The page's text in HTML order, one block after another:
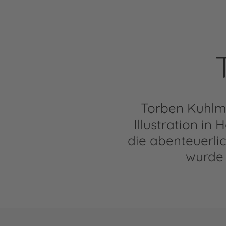
Torben
Illustration in
die